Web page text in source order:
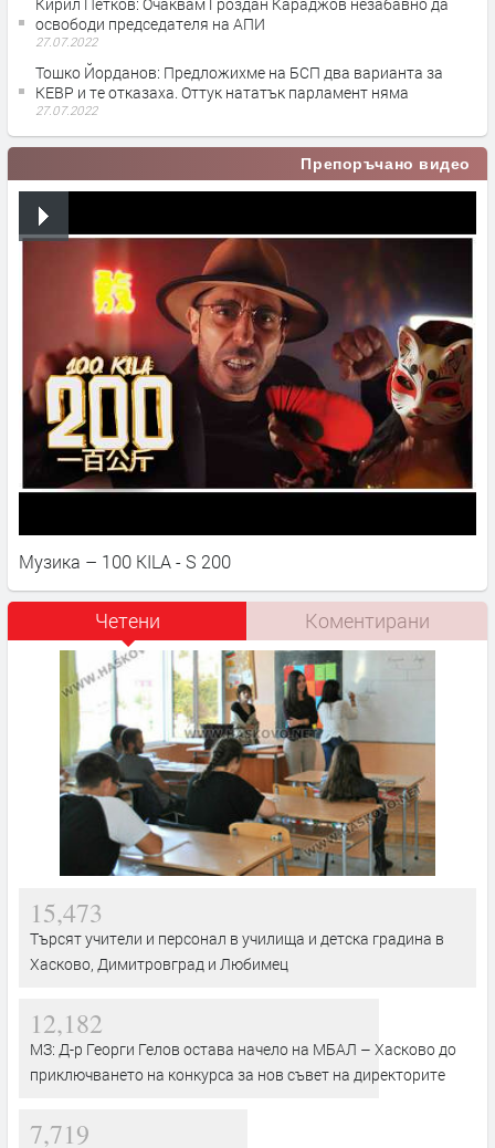
Кирил Петков: Очаквам Гроздан Караджов незабавно да
освободи председателя на АПИ
27.07.2022
Тошко Йорданов: Предложихме на БСП два варианта за
КЕВР и те отказаха. Оттук нататък парламент няма
27.07.2022
Препоръчано видео
Музика – 100 KILA - S 200
Четени Коментирани
15,473
Търсят учители и персонал в училища и детска градина в
Хасково, Димитровград и Любимец
12,182
МЗ: Д-р Георги Гелов остава начело на МБАЛ – Хасково до
приключването на конкурса за нов съвет на директорите
7,719